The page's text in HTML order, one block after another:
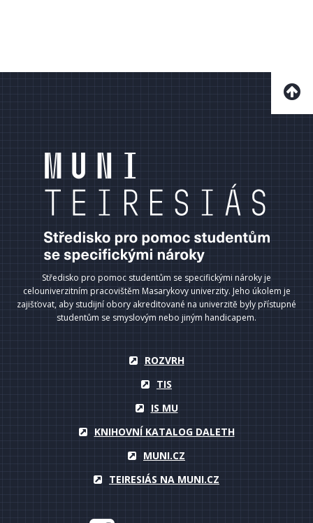
Středisko pro pomoc studentům se specifickými nároky je
celouniverzitním pracovištěm Masarykovy univerzity. Jeho úkolem je
zajišťovat, aby studijní obory akreditované na univerzitě byly přístupné
studentům se smyslovým nebo jiným handicapem.
ROZVRH
TIS
IS MU
KNIHOVNÍ KATALOG DALETH
MUNI.CZ
TEIRESIÁS NA MUNI.CZ